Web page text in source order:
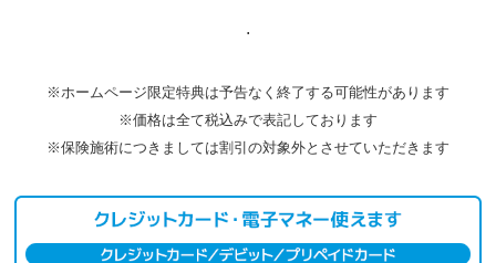
.
※ホームページ限定特典は予告なく終了する可能性があります
※価格は全て税込みで表記しております
※保険施術につきましては割引の対象外とさせていただきます